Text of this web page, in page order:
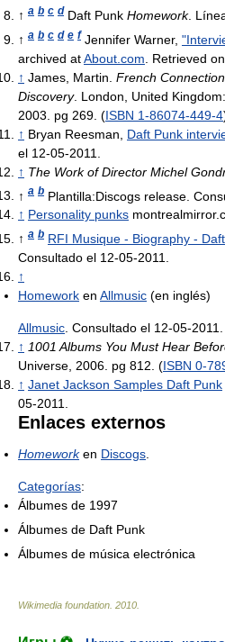
↑ a b c d Daft Punk Homework.
↑ a b c d e f Jennifer Warner,
archived atAbout.com . Retrieved
↑ James, Martin. French
Discovery. London, United
2003. pg 269. (ISBN 1-86074-449-4
↑ Bryan Reesman, Daft Punk
el 12-05-2011.
↑ The Work of Director Michel
↑ a b Plantilla:Discogs release.
↑ Personality punks
↑ a b RFI Musique - Biography -
Consultado el 12-05-2011.
↑
Homework en Allmusic (en inglés)
Allmusic . Consultado el 12-05-2011.
↑ 1001 Albums You Must Hear
Universe, 2006. pg 812. (ISBN 0-
↑ Janet Jackson Samples Daft Punk
05-2011.
Enlaces externos
Homeworken Discogs
Categorías:
Álbumes de 1997
Álbumes de Daft Punk
Álbumes de música electrónica
Wikimedia foundation 2010